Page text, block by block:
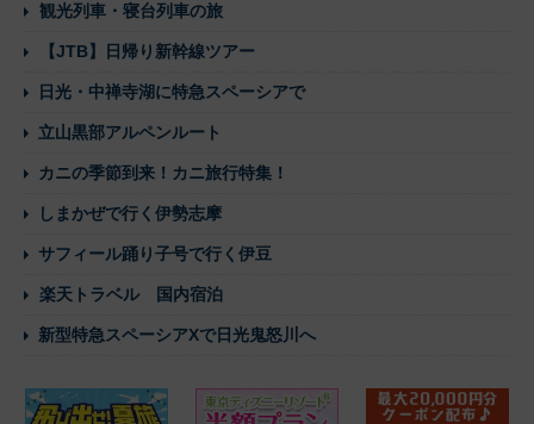
観光列車・寝台列車の旅
【JTB】日帰り新幹線ツアー
日光・中禅寺湖に特急スペーシアで
立山黒部アルペンルート
カニの季節到来！カニ旅行特集！
しまかぜで行く伊勢志摩
サフィール踊り子号で行く伊豆
楽天トラベル 国内宿泊
新型特急スペーシアXで日光鬼怒川へ